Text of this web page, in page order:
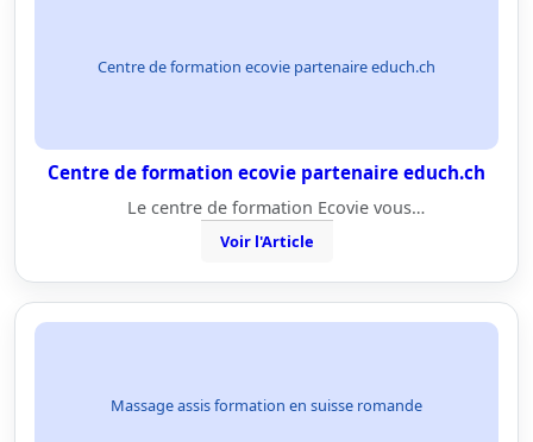
Centre de formation ecovie partenaire educh.ch
Centre de formation ecovie partenaire educh.ch
Le centre de formation Ecovie vous…
Voir l'Article
Massage assis formation en suisse romande